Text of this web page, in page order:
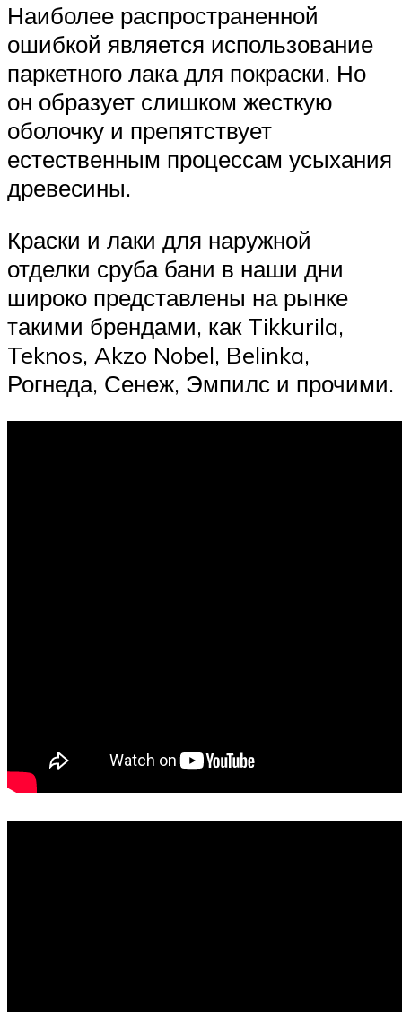
Наиболее распространенной
ошибкой является использование
паркетного лака для покраски. Но
он образует слишком жесткую
оболочку и препятствует
естественным процессам усыхания
древесины.
Краски и лаки для наружной
отделки сруба бани в наши дни
широко представлены на рынке
такими брендами, как Tikkurila,
Teknos, Akzo Nobel, Belinka,
Рогнеда, Сенеж, Эмпилс и прочими.